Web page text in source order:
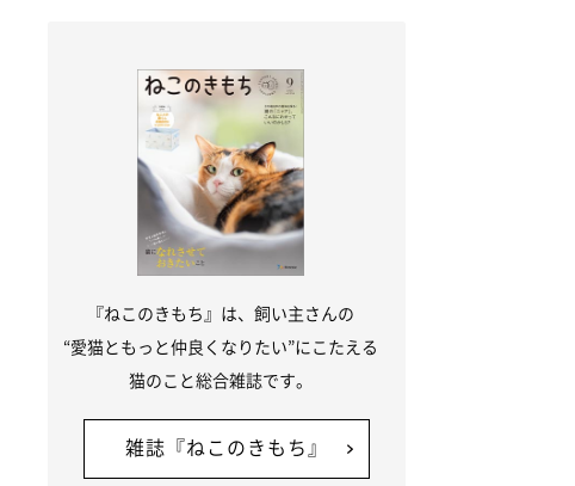
『ねこのきもち』は、飼い主さんの
“愛猫ともっと仲良くなりたい”にこたえる
猫のこと総合雑誌です。
雑誌『ねこのきもち』